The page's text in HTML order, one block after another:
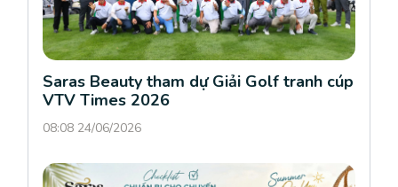
Saras Beauty tham dự Giải Golf tranh cúp
VTV Times 2026
08:08 24/06/2026